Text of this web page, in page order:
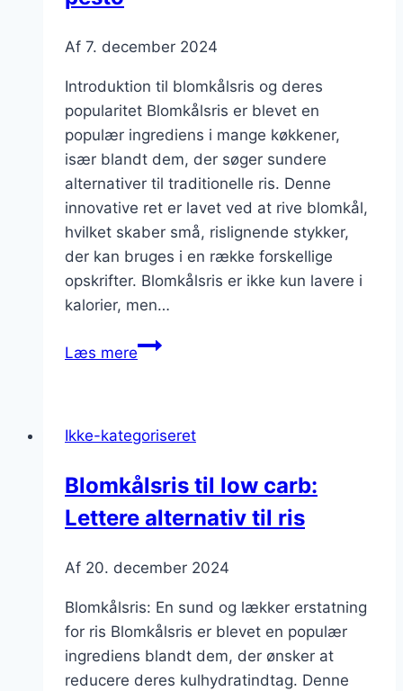
Af 7. december 2024
Introduktion til blomkålsris og deres
popularitet Blomkålsris er blevet en
populær ingrediens i mange køkkener,
især blandt dem, der søger sundere
alternativer til traditionelle ris. Denne
innovative ret er lavet ved at rive blomkål,
hvilket skaber små, rislignende stykker,
der kan bruges i en række forskellige
opskrifter. Blomkålsris er ikke kun lavere i
kalorier, men…
Læs mereBlomkålsris
pesto
Ikke-kategoriseret
Blomkålsris til low carb:
Lettere alternativ til ris
Af 20. december 2024
Blomkålsris: En sund og lækker erstatning
for ris Blomkålsris er blevet en populær
ingrediens blandt dem, der ønsker at
reducere deres kulhydratindtag. Denne